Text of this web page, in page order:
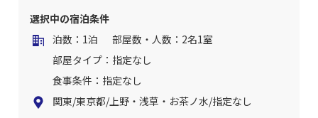
選択中の宿泊条件
泊数：1泊
部屋数・人数：2名1室
部屋タイプ：指定なし
食事条件：指定なし
関東/東京都/上野・浅草・お茶ノ水/指定なし